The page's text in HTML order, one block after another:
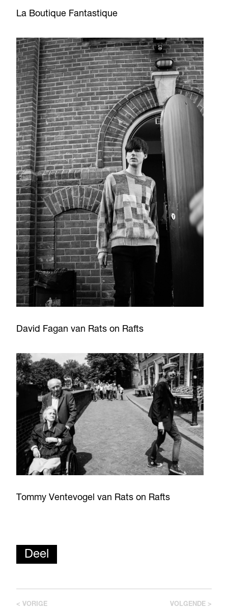
La Boutique Fantastique
David Fagan van Rats on Rafts
Tommy Ventevogel van Rats on Rafts
Deel
< VORIGE VOLGENDE >